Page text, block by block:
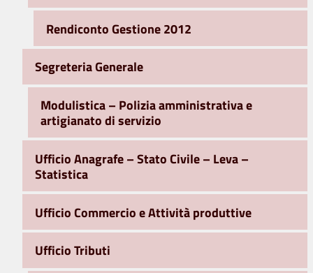
Rendiconto Gestione 2012
Segreteria Generale
Modulistica – Polizia amministrativa e
artigianato di servizio
Ufficio Anagrafe – Stato Civile – Leva –
Statistica
Ufficio Commercio e Attività produttive
Ufficio Tributi